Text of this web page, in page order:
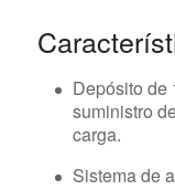
Depósito de
suministro
carga.
Sistema de